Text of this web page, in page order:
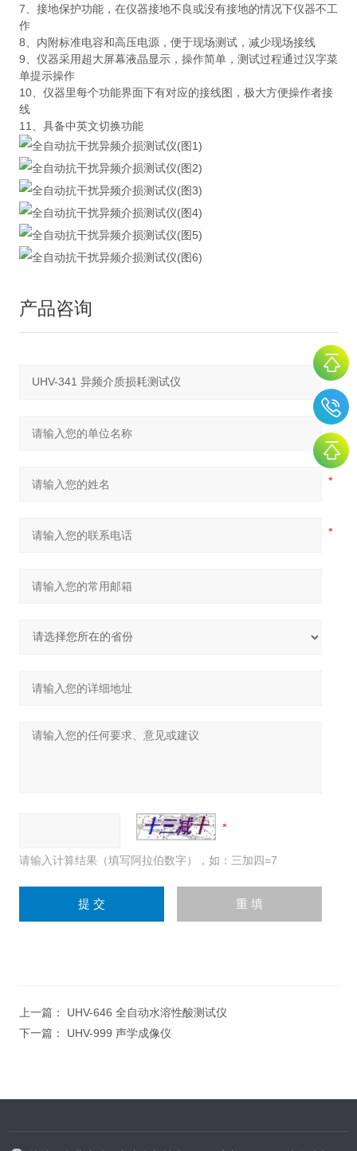
7、接地保护功能，在仪器接地不良或没有接地的情况下仪器不工
作
8、内附标准电容和高压电源，便于现场测试，减少现场接线
9、仪器采用超大屏幕液晶显示，操作简单，测试过程通过汉字菜
单提示操作
10、仪器里每个功能界面下有对应的接线图，极大方便操作者接
线
11、具备中英文切换功能
产品咨询
请输入计算结果（填写阿拉伯数字），如：三加四=7
上一篇： UHV-646 全自动水溶性酸测试仪
下一篇： UHV-999 声学成像仪